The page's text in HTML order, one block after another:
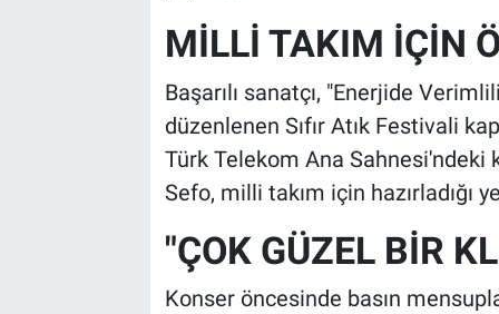
MİLLİ TAKIM İÇİN
Başarılı sanatçı, "Enerjide
düzenlenen Sıfır Atık Festivali
Türk Telekom Ana Sahnesi'ndeki
Sefo, milli takım için hazırladığı
"ÇOK GÜZEL BİR
Konser öncesinde basın